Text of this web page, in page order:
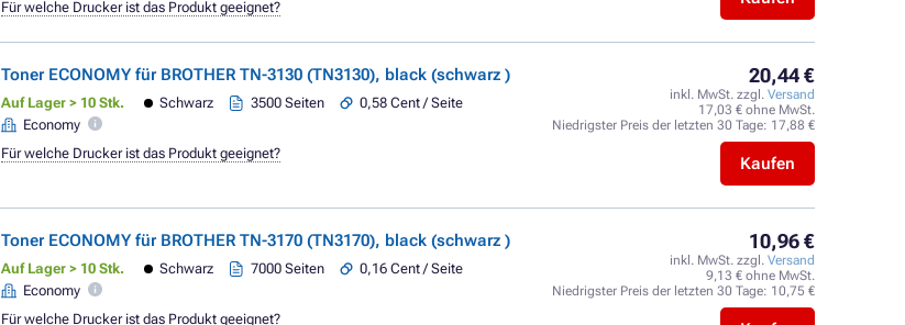
Für welche Drucker ist das Produkt geeignet?
Toner ECONOMY für BROTHER TN-3130 (TN3130), black (schwarz )
Auf Lager > 10 Stk. Schwarz 3500 Seiten
0,58 Cent / Seite
Economy
20,44 €
inkl. MwSt. zzgl. Versand
17,03 € ohne MwSt.
Niedrigster Preis der letzten 30 Tage: 17,88 €
Kaufen
Für welche Drucker ist das Produkt geeignet?
Toner ECONOMY für BROTHER TN-3170 (TN3170), black (schwarz )
Auf Lager > 10 Stk. Schwarz 7000 Seiten
0,16 Cent / Seite
Economy
10,96 €
inkl. MwSt. zzgl. Versand
9,13 € ohne MwSt.
Niedrigster Preis der letzten 30 Tage: 10,75 €
Für welche Drucker ist das Produkt geeignet?